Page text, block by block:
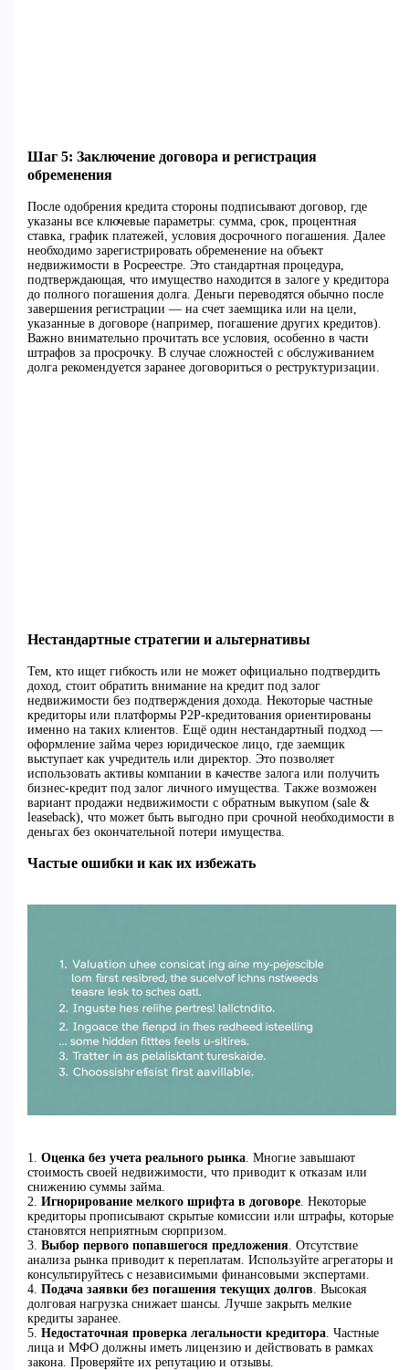
Шаг 5: Заключение договора и регистрация
обременения
После одобрения кредита стороны подписывают договор, где
указаны все ключевые параметры: сумма, срок, процентная
ставка, график платежей, условия досрочного погашения. Далее
необходимо зарегистрировать обременение на объект
недвижимости в Росреестре. Это стандартная процедура,
подтверждающая, что имущество находится в залоге у кредитора
до полного погашения долга. Деньги переводятся обычно после
завершения регистрации — на счет заемщика или на цели,
указанные в договоре (например, погашение других кредитов).
Важно внимательно прочитать все условия, особенно в части
штрафов за просрочку. В случае сложностей с обслуживанием
долга рекомендуется заранее договориться о реструктуризации.
Нестандартные стратегии и альтернативы
Тем, кто ищет гибкость или не может официально подтвердить
доход, стоит обратить внимание на кредит под залог
недвижимости без подтверждения дохода. Некоторые частные
кредиторы или платформы P2P-кредитования ориентированы
именно на таких клиентов. Ещё один нестандартный подход —
оформление займа через юридическое лицо, где заемщик
выступает как учредитель или директор. Это позволяет
использовать активы компании в качестве залога или получить
бизнес-кредит под залог личного имущества. Также возможен
вариант продажи недвижимости с обратным выкупом (sale &
leaseback), что может быть выгодно при срочной необходимости в
деньгах без окончательной потери имущества.
Частые ошибки и как их избежать
1. Оценка без учета реального рынка. Многие завышают
стоимость своей недвижимости, что приводит к отказам или
снижению суммы займа.
2. Игнорирование мелкого шрифта в договоре. Некоторые
кредиторы прописывают скрытые комиссии или штрафы, которые
становятся неприятным сюрпризом.
3. Выбор первого попавшегося предложения. Отсутствие
анализа рынка приводит к переплатам. Используйте агрегаторы и
консультируйтесь с независимыми финансовыми экспертами.
4. Подача заявки без погашения текущих долгов . Высокая
долговая нагрузка снижает шансы. Лучше закрыть мелкие
кредиты заранее.
5. Недостаточная проверка легальности кредитора. Частные
лица и МФО должны иметь лицензию и действовать в рамках
закона. Проверяйте их репутацию и отзывы.